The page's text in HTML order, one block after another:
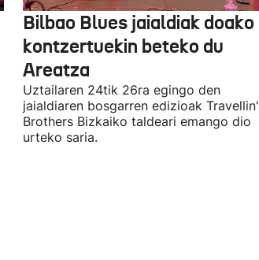
Bilbao Blues jaialdiak doako
kontzertuekin beteko du
Areatza
Uztailaren 24tik 26ra egingo den
jaialdiaren bosgarren edizioak Travellin'
Brothers Bizkaiko taldeari emango dio
urteko saria.